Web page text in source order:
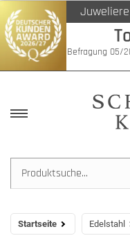
Befragung 05/
Startseite Edelstahl